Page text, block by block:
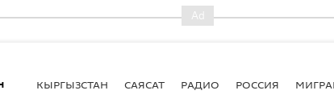
КЫРГЫЗСТАН САЯСАТ РАДИО РОССИЯ